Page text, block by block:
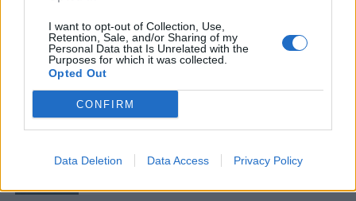
I want to opt-out of Collection, Use,
Retention, Sale, and/or Sharing of my
Personal Data that Is Unrelated with the
Purposes for which it was collected.
Opted Out
CONFIRM
Data Deletion Data Access Privacy Policy
ΕΙΔΗΣΕΙΣ
Αλλάζει όνομα ο Βόλος
ΠΑΝΑΙΤΩΛΙΚΟΣ
με Τρουά και Καλαμάτα